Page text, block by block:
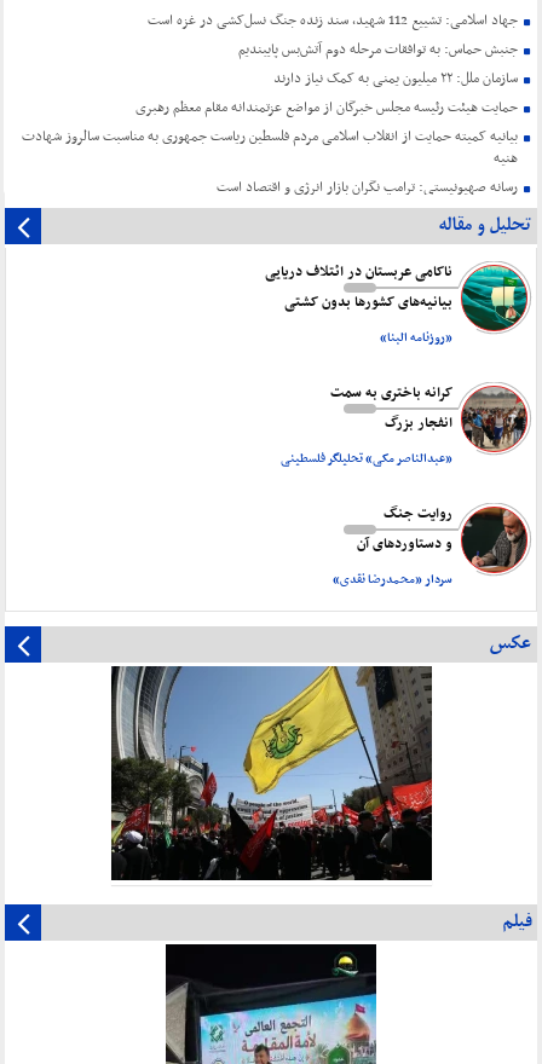
جهاد اسلامی: تشییع 112 شهید، سند زنده جنگ نسل‌کشی در غزه است
جنبش حماس: به توافقات مرحله دوم آتش‌بس پایبندیم
سازمان ملل: ۲۲ میلیون یمنی به کمک نیاز دارند
حمایت هیئت رئیسه مجلس خبرگان از مواضع عزتمندانه مقام معظم رهبری
بیانیه کمیته حمایت از انقلاب اسلامی مردم فلسطین ریاست جمهوری به مناسبت سالروز شهادت
هنیه
رسانه صهیونیستی: ترامپ نگران بازار انرژی و اقتصاد است
تحلیل و مقاله
ناکامی عربستان در ائتلاف دریایی
بیانیه‌های کشورها بدون کشتی
«روزنامه البنا»
کرانه باختری به سمت
انفجار بزرگ
«عبدالناصر مکی» تحلیلگر فلسطینی
روایت جنگ
و دستاورد‌های آن
سردار «محمدرضا نقدی»
عکس
فیلم